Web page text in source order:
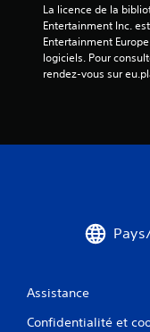
La licence de la
Entertainment Inc.
Entertainment
logiciels. Pour
rendez-vous sur
Assistance
Confidentialité et